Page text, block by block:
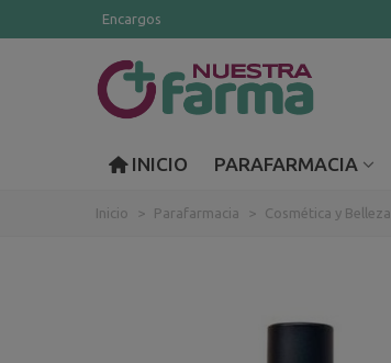
Encargos
INICIO PARAFARMACIA
Inicio > Parafarmacia > Cosmética y Belleza